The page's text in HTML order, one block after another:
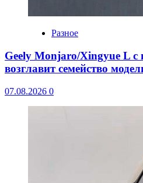
Разное
Geely Monjaro/Xingyue L с
возглавит семейство
07.08.2026 0